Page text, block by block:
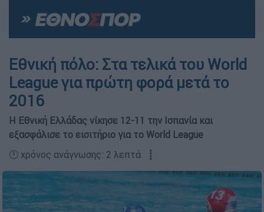
Εθνική πόλο: Στα τελικά του World
League για πρώτη φορά μετά το
2016
Η Εθνική Ελλάδας νίκησε 12-11 την Ισπανία και
εξασφάλισε το εισιτήριο για το World League
🕛 χρόνος ανάγνωσης: 2 λεπτά ┋